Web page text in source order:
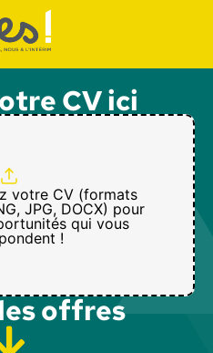
CV ici
votre CV (formats
JPG, DOCX) pour
qui vous
!
offres​